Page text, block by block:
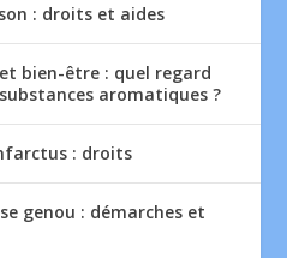
: droits et aides
bien-être : quel regard
aromatiques ?
: droits
genou : démarches et